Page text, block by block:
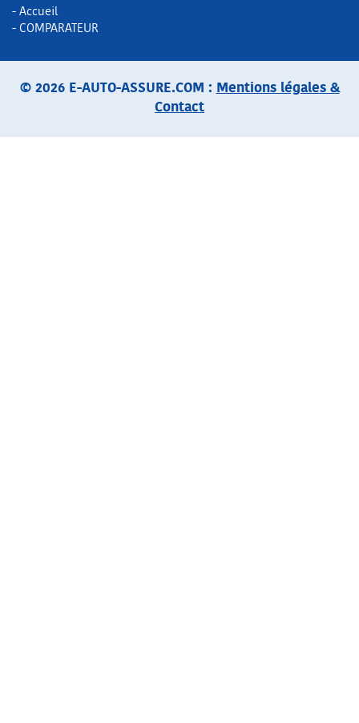
- Accueil
- COMPARATEUR
© 2026 E-AUTO-ASSURE.COM : Mentions légales &
Contact